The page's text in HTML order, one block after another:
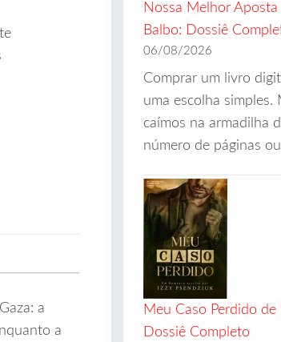
a
a
Nossa Melhor
Balbo: Dossiê
06/08/2026
Comprar um livro
uma escolha simples.
caímos na armadilha
número de páginas
Meu Caso Perdido de
Dossiê Completo